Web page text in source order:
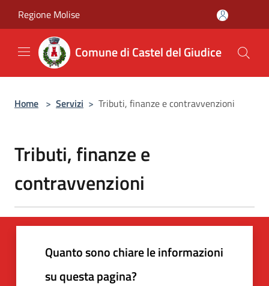
Regione Molise
Comune di Castel del Giudice
Home > Servizi > Tributi, finanze e contravvenzioni
Tributi, finanze e
contravvenzioni
Quanto sono chiare le informazioni
su questa pagina?